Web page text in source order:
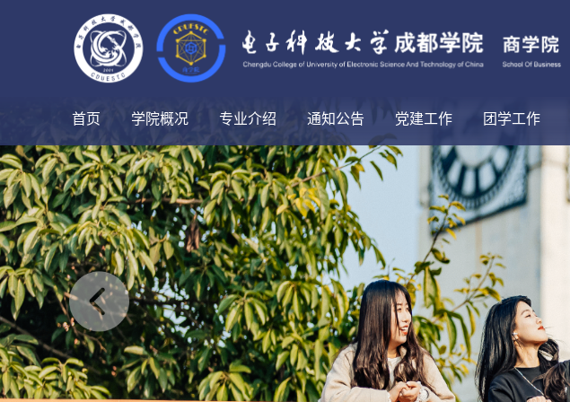
首页 学院概况 专业介绍 通知公告 党建工作 团学工作